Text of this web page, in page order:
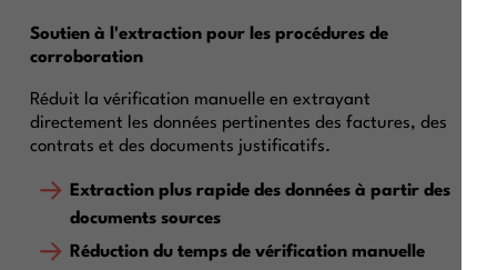
Soutien à l'extraction pour les procédures de
corroboration
Réduit la vérification manuelle en extrayant
directement les données pertinentes des factures, des
contrats et des documents justificatifs.
Extraction plus rapide des données à partir des
documents sources
Réduction du temps de vérification manuelle